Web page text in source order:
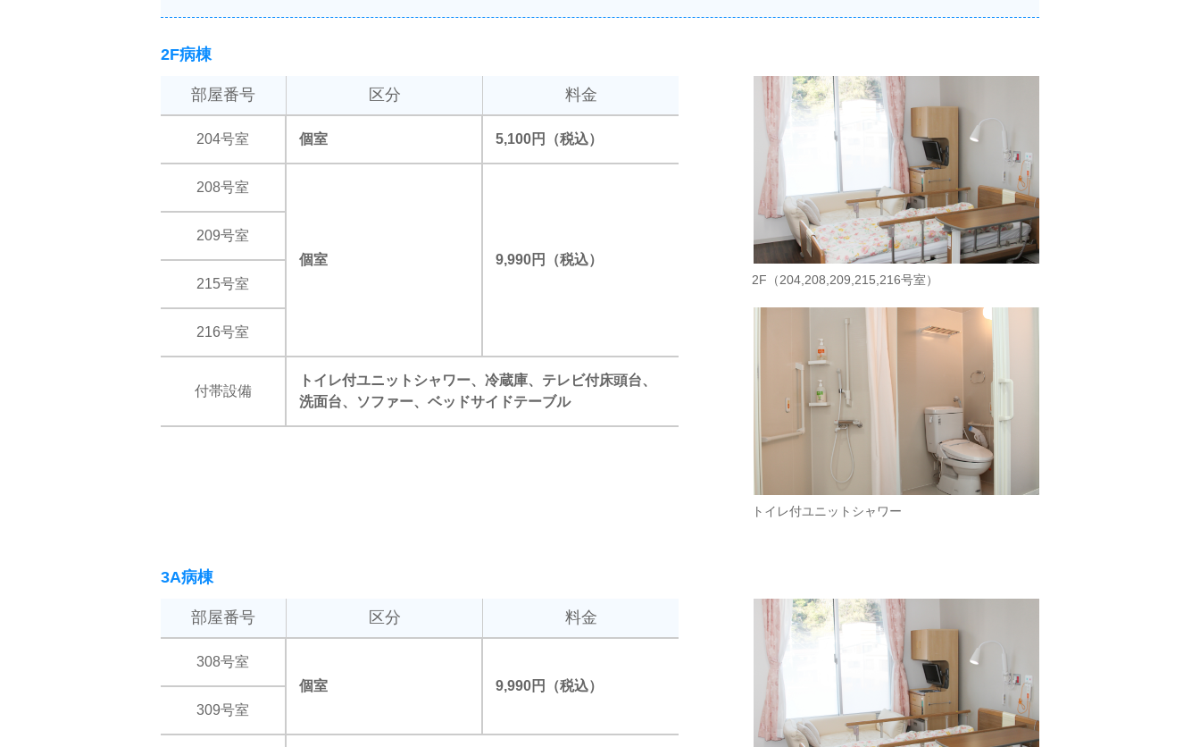
2F病棟
部屋番号 区分 料金
204号室 個室 5,100円（税込）
208号室
個室 9,990円（税込）
209号室
215号室
216号室
付帯設備
トイレ付ユニットシャワー、冷蔵庫、テレビ付床頭台、
洗面台、ソファー、ベッドサイドテーブル
2F（204,208,209,215,216号室）
トイレ付ユニットシャワー
3A病棟
部屋番号 区分 料金
308号室
個室
9,990円（税込）
309号室